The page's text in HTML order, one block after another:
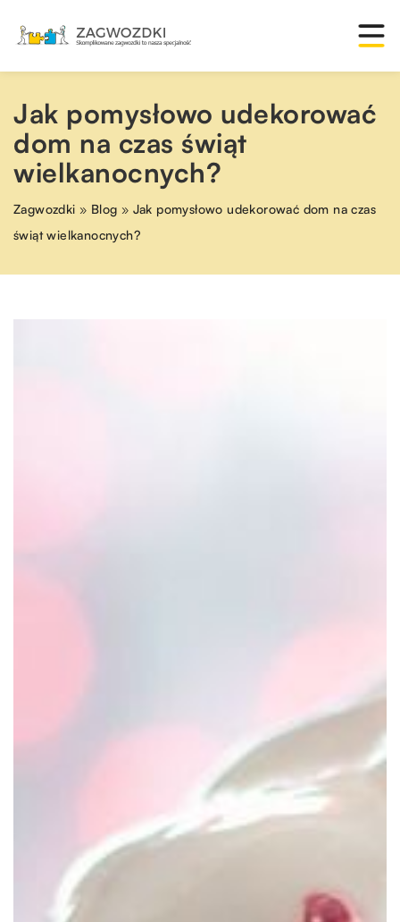
Jak pomysłowo udekorować
dom na czas świąt
wielkanocnych?
Zagwozdki » Blog » Jak pomysłowo udekorować dom na czas
świąt wielkanocnych?